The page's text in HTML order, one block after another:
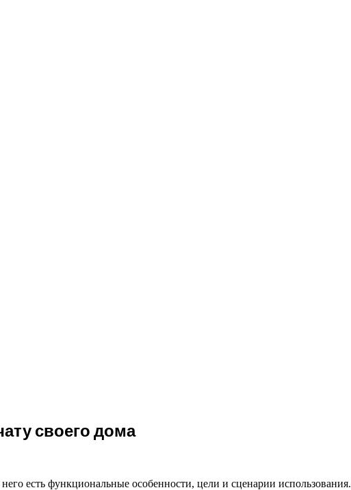
своего дома
есть функциональные особенности, цели и сценарии использования.